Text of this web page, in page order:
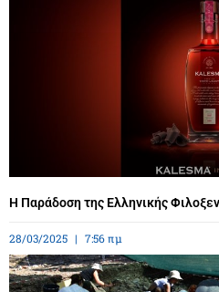
Η Παράδοση της Ελληνικής
28/03/2025 7:56 πμ